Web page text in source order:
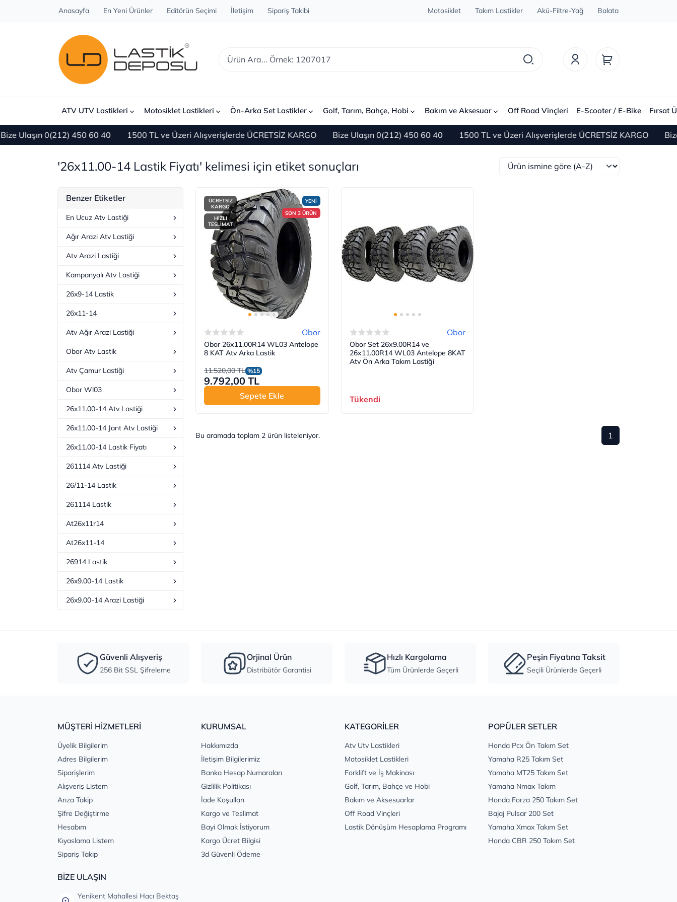
Anasayfa En Yeni Ürünler Editörün Seçimi İletişim Sipariş Takibi Motosiklet Takım Lastikler Akü-Filtre-Yağ Balata
ATV UTV Lastikleri Motosiklet Lastikleri Ön-Arka Set Lastikler Golf, Tarım, Bahçe, Hobi Bakım ve Aksesuar Off Road Vinçleri E-Scooter / E-Bike Fırsat
Ulaşın 0(212) 450 60 40 1500 TL ve Üzeri Alışverişlerde ÜCRETSİZ KARGO Bize Ulaşın 0(212) 450 60 40 1500 TL ve Üzeri Alışverişlerde ÜCRETSİZ KARGO Bize
'26x11.00-14 Lastik Fiyatı' kelimesi için etiket sonuçları
Benzer Etiketler
En Ucuz Atv Lastiği
Ağır Arazi Atv Lastiği
Atv Arazi Lastiği
Kampanyalı Atv Lastiği
26x9-14 Lastik
26x11-14
Atv Ağır Arazi Lastiği
Obor Atv Lastik
Atv Çamur Lastiği
Obor Wl03
26x11.00-14 Atv Lastiği
26x11.00-14 Jant Atv Lastiği
26x11.00-14 Lastik Fiyatı
261114 Atv Lastiği
26/11-14 Lastik
261114 Lastik
At26x11r14
At26x11-14
26914 Lastik
26x9.00-14 Lastik
26x9.00-14 Arazi Lastiği
YENİ
SON 3 ÜRÜN
ÜCRETSİZ
KARGO
HIZLI
TESLİMAT
Obor
Obor 26x11.00R14 WL03 Antelope
8 KAT Atv Arka Lastik
11.520,00 TL %15
9.792,00 TL
Sepete Ekle
Obor
Obor Set 26x9.00R14 ve
26x11.00R14 WL03 Antelope 8KAT
Atv Ön Arka Takım Lastiği
Tükendi
Bu aramada toplam 2 ürün listeleniyor. 1
Güvenli Alışveriş
256 Bit SSL Şifreleme
Orjinal Ürün
Distribütör Garantisi
Hızlı Kargolama
Tüm Ürünlerde Geçerli
Peşin Fiyatına Taksit
Seçili Ürünlerde Geçerli
MÜŞTERİ HİZMETLERİ
Üyelik Bilgilerim
Adres Bilgilerim
Siparişlerim
Alışveriş Listem
Arıza Takip
Şifre Değiştirme
Hesabım
Kıyaslama Listem
Sipariş Takip
KURUMSAL
Hakkımızda
İletişim Bilgilerimiz
Banka Hesap Numaraları
Gizlilik Politikası
İade Koşulları
Kargo ve Teslimat
Bayi Olmak İstiyorum
Kargo Ücret Bilgisi
3d Güvenli Ödeme
KATEGORİLER
Atv Utv Lastikleri
Motosiklet Lastikleri
Forklift ve İş Makinası
Golf, Tarım, Bahçe ve Hobi
Bakım ve Aksesuarlar
Off Road Vinçleri
Lastik Dönüşüm Hesaplama Programı
POPÜLER SETLER
Honda Pcx Ön Takım Set
Yamaha R25 Takım Set
Yamaha MT25 Takım Set
Yamaha Nmax Takım
Honda Forza 250 Takım Set
Bajaj Pulsar 200 Set
Yamaha Xmax Takım Set
Honda CBR 250 Takım Set
BİZE ULAŞIN
Yenikent Mahallesi Hacı Bektaş